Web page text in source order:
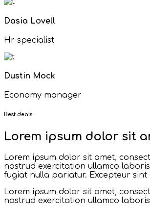
Dasia Lovell
Hr specialist
Dustin Mock
Economy manager
Best deals
Lorem ipsum dolor sit
Lorem ipsum dolor sit amet,
nostrud exercitation ullamco
fugiat nulla pariatur. Excepteur
Lorem ipsum dolor sit amet,
nostrud exercitation ullamco